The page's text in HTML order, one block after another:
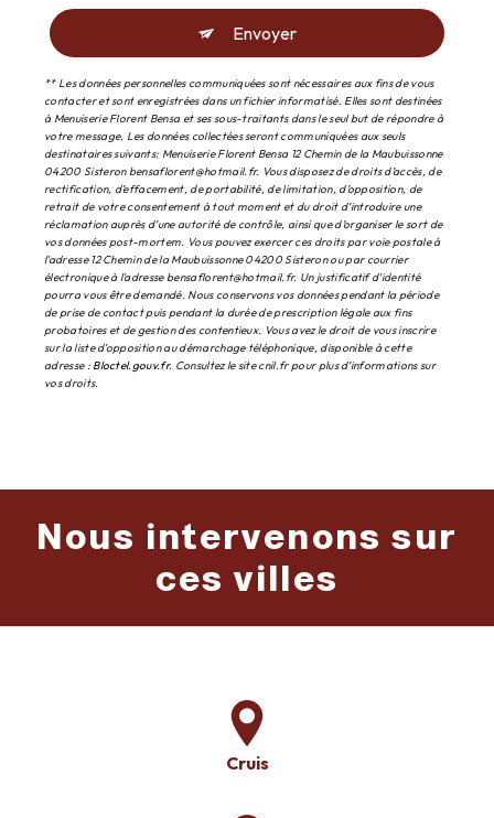
Envoyer
** Les données personnelles communiquées sont nécessaires aux fins de vous
contacter et sont enregistrées dans un fichier informatisé. Elles sont destinées
à Menuiserie Florent Bensa et ses sous-traitants dans le seul but de répondre à
votre message. Les données collectées seront communiquées aux seuls
destinataires suivants: Menuiserie Florent Bensa 12 Chemin de la Maubuissonne
04200 Sisteron bensaflorent@hotmail.fr. Vous disposez de droits d’accès, de
rectification, d’effacement, de portabilité, de limitation, d’opposition, de
retrait de votre consentement à tout moment et du droit d’introduire une
réclamation auprès d’une autorité de contrôle, ainsi que d’organiser le sort de
vos données post-mortem. Vous pouvez exercer ces droits par voie postale à
l'adresse 12 Chemin de la Maubuissonne 04200 Sisteron ou par courrier
électronique à l'adresse bensaflorent@hotmail.fr. Un justificatif d'identité
pourra vous être demandé. Nous conservons vos données pendant la période
de prise de contact puis pendant la durée de prescription légale aux fins
probatoires et de gestion des contentieux. Vous avez le droit de vous inscrire
sur la liste d'opposition au démarchage téléphonique, disponible à cette
adresse : Bloctel.gouv.fr. Consultez le site cnil.fr pour plus d’informations sur
vos droits.
Nous intervenons sur
ces villes
Cruis